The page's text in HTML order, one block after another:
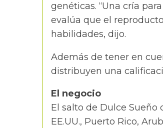
genéticas. “Una cría
evalúa que el
habilidades, dijo.
Además de tener en
distribuyen una
El negocio
El salto de Dulce
EE.UU., Puerto Rico,